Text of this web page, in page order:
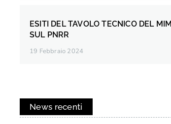
ESITI DEL TAVOLO TECNICO DEL MIM
SUL PNRR
19 Febbraio 2024
News recenti